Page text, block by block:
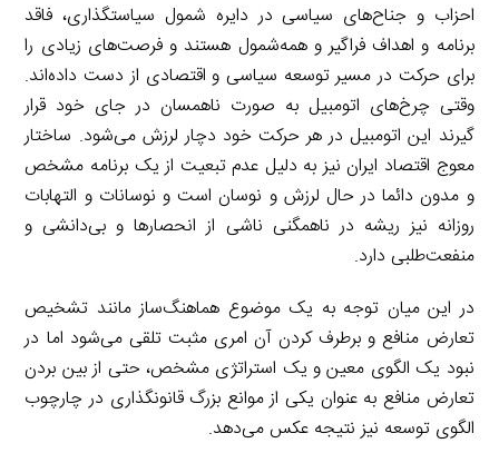
احزاب و جناح‌های سیاسی در دایره شمول سیاستگذاری، فاقد
برنامه و اهداف فراگیر و همه‌شمول هستند و فرصت‌های زیادی را
برای حرکت در مسیر توسعه سیاسی و اقتصادی از دست داده‌اند.
وقتی چرخ‌های اتومبیل به صورت ناهمسان در جای خود قرار
گیرند این اتومبیل در هر حرکت خود دچار لرزش می‌شود. ساختار
معوج اقتصاد ایران نیز به دلیل عدم تبعیت از یک برنامه مشخص
و مدون دائما در حال لرزش و نوسان است و نوسانات و التهابات
روزانه نیز ریشه در ناهمگنی ناشی از انحصارها و بی‌دانشی و
منفعت‌طلبی دارد.
در این میان توجه به یک موضوع هماهنگ‌ساز مانند تشخیص
تعارض منافع و برطرف کردن آن امری مثبت تلقی می‌شود اما در
نبود یک الگوی معین و یک استراتژی مشخص، حتی از بین بردن
تعارض منافع به عنوان یکی از موانع بزرگ قانونگذاری در چارچوب
الگوی توسعه نیز نتیجه عکس می‌دهد.